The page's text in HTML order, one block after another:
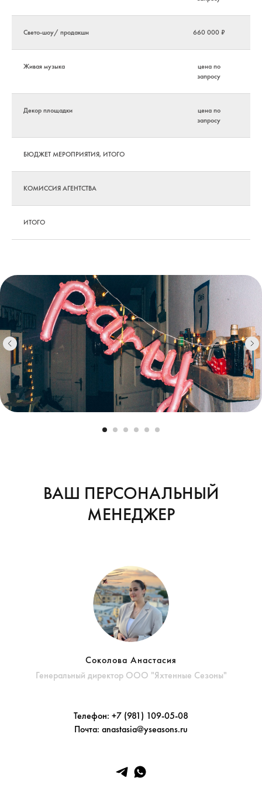
Свето-шоу/ продакшн 660 000 ₽
Живая музыка
цена по
запросу
Декор площадки
цена по
запросу
БЮДЖЕТ МЕРОПРИЯТИЯ, ИТОГО
КОМИССИЯ АГЕНТСТВА
ИТОГО
ВАШ ПЕРСОНАЛЬНЫЙ
МЕНЕДЖЕР
Соколова Анастасия
Генеральный директор ООО "Яхтенные Сезоны"
Телефон: +7 (981) 109-05-08
Почта: anastasia@yseasons.ru